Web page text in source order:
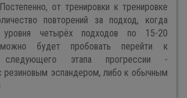
Постепенно, от тренировки к тренировке
повторений за подход, когда
четырёх подходов по 15-20
можно будет пробовать перейти к
следующего этапа прогрессии -
резиновым эспандером, либо к обычным